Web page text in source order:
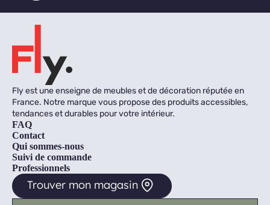
Fly est une enseigne de meubles et de décoration réputée en
France. Notre marque vous propose des produits accessibles,
tendances et durables pour votre intérieur.
FAQ
Contact
Qui sommes-nous
Suivi de commande
Professionnels
Trouver mon magasin